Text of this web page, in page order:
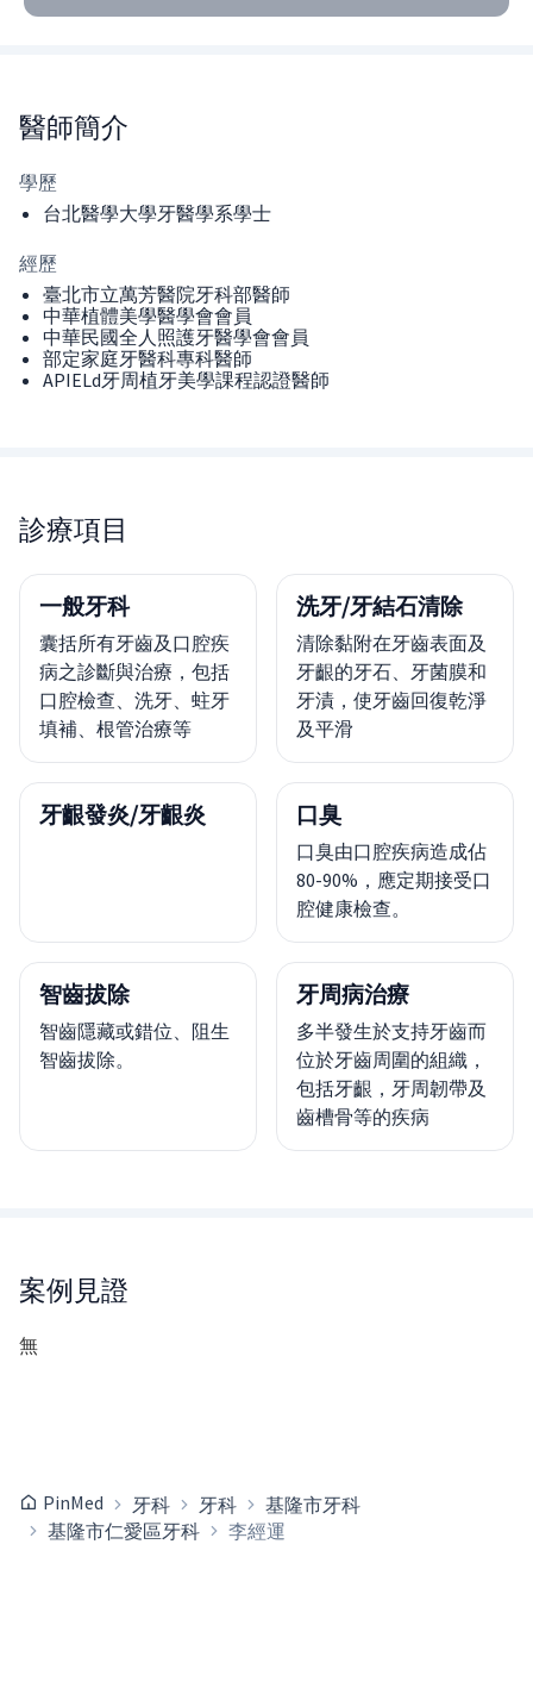
醫師簡介
學歷
台北醫學大學牙醫學系學士
經歷
臺北市立萬芳醫院牙科部醫師
中華植體美學醫學會會員
中華民國全人照護牙醫學會會員
部定家庭牙醫科專科醫師
APIELd牙周植牙美學課程認證醫師
診療項目
一般牙科
囊括所有牙齒及口腔疾
病之診斷與治療，包括
口腔檢查、洗牙、蛀牙
填補、根管治療等
洗牙/牙結石清除
清除黏附在牙齒表面及
牙齦的牙石、牙菌膜和
牙漬，使牙齒回復乾淨
及平滑
牙齦發炎/牙齦炎 口臭
口臭由口腔疾病造成佔
80-90%，應定期接受口
腔健康檢查。
智齒拔除
智齒隱藏或錯位、阻生
智齒拔除。
牙周病治療
多半發生於支持牙齒而
位於牙齒周圍的組織，
包括牙齦，牙周韌帶及
齒槽骨等的疾病
案例見證
無
PinMed 牙科 牙科
基隆市牙科
基隆市仁愛區牙科
李經運